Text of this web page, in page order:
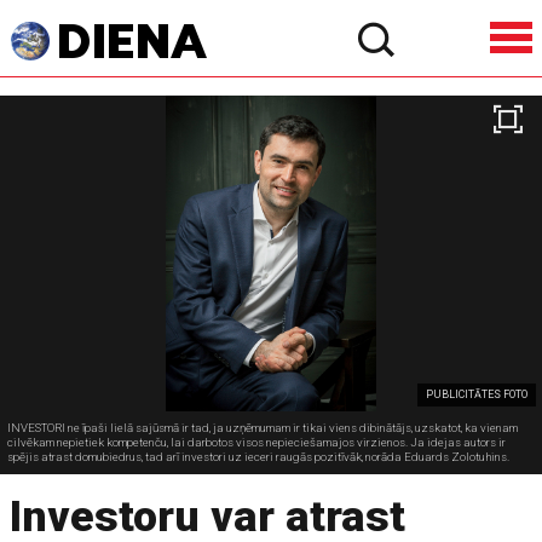
PUBLICITĀTES FOTO
INVESTORI ne īpaši lielā sajūsmā ir tad, ja uzņēmumam ir tikai viens dibinātājs, uzskatot, ka vienam
cilvēkam nepietiek kompetenču, lai darbotos visos nepieciešamajos virzienos. Ja idejas autors ir
spējis atrast domubiedrus, tad arī investori uz ieceri raugās pozitīvāk, norāda Eduards Zolotuhins.
Investoru var atrast